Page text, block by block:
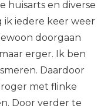
huisarts en diverse
ik iedere keer weer
doorgaan
erger. Ik ben
Daardoor
met flinke
Door verder te